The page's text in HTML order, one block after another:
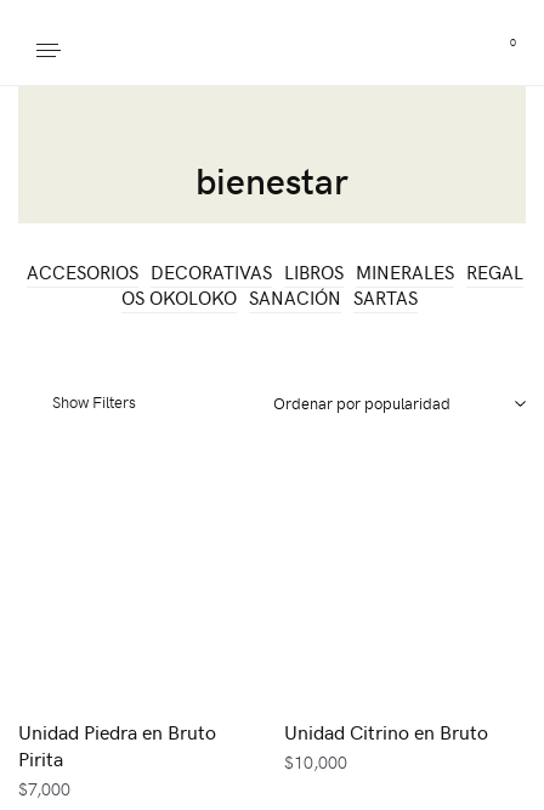
0
bienestar
ACCESORIOS DECORATIVAS LIBROS MINERALES REGAL
OS OKOLOKO SANACIÓN SARTAS
Show Filters
Unidad Piedra en Bruto
Pirita
$7,000
Unidad Citrino en Bruto
$10,000